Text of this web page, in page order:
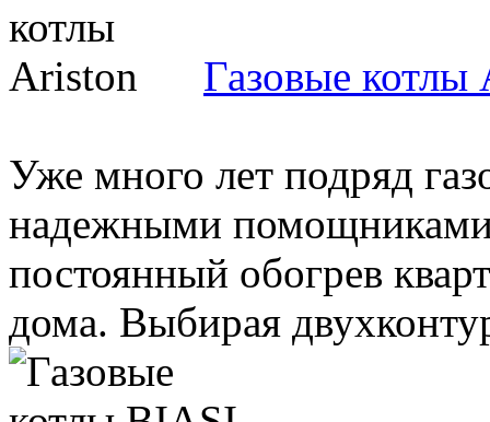
Газовые котлы
Уже много лет подряд
надежными помощниками
постоянный обогрев
дома. Выбирая